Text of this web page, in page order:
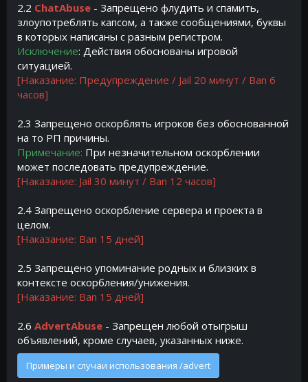
2.2 ChatAbuse - Запрещено флудить и спамить,
злоупотреблять капсом, а также сообщениями, буквы
в которых написаны с разным регистром.
Исключение: Действия обоснованы игровой
ситуацией.
[Наказание: Предупреждение / Jail 20 минут / Ban 6
часов]
2.3 Запрещено оскорблять игроков без обоснованной
на то РП причины.
Примечание: При незначительном оскорблении
может последовать предупреждение.
[Наказание: Jail 30 минут / Ban 12 часов]
2.4 Запрещено оскорбление сервера и проекта в
целом.
[Наказание: Ban 15 дней]
2.5 Запрещено упоминание родных и близких в
контексте оскорбления/унижения.
[Наказание: Ban 15 дней]
2.6 AdvertAbuse - Запрещен любой отыгрыш
объявлений, кроме случаев, указанных ниже.
Примеры и случаи использования /advert